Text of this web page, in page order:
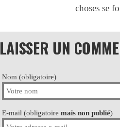
choses se
LAISSER UN
Nom (obligatoire)
E-mail (obligatoire mais non publié)